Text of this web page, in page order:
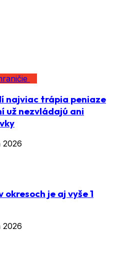
najviac trápia peniaze
už nezvládajú ani
2026
okresoch je aj vyše 1
2026